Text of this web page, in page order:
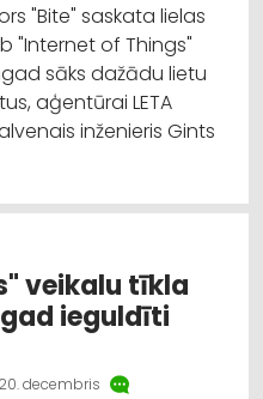
"Bite" saskata lielas
"Internet of Things"
sāks dažādu lietu
aģentūrai LETA
inženieris Gints
veikalu tīkla
ieguldīti
decembris